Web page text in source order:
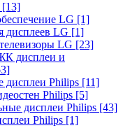
[13]
LG [1]
дисплеев LG [1]
LG [23]
дисплеи и
дисплеи Philips [11]
Philips [5]
дисплеи Philips [43]
Philips [1]